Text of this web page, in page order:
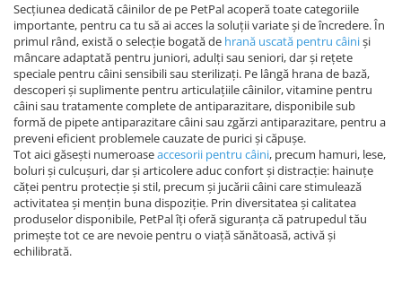
Secțiunea dedicată câinilor de pe PetPal acoperă toate categoriile
importante, pentru ca tu să ai acces la soluții variate și de încredere. În
primul rând, există o selecție bogată de hrană uscată pentru câiniși
mâncare adaptată pentru juniori, adulți sau seniori, dar și rețete
speciale pentru câini sensibili sau sterilizați. Pe lângă hrana de bază,
descoperi și suplimente pentru articulațiile câinilor, vitamine pentru
câini sau tratamente complete de antiparazitare, disponibile sub
formă de pipete antiparazitare câini sau zgărzi antiparazitare, pentru a
preveni eficient problemele cauzate de purici și căpușe.
Tot aici găsești numeroaseaccesorii pentru câini, precum hamuri, lese,
boluri și culcușuri, dar și articolere aduc confort și distracție: hainuțe
căței pentru protecție și stil, precum și jucării câini care stimulează
activitatea și mențin buna dispoziție. Prin diversitatea și calitatea
produselor disponibile, PetPal îți oferă siguranța că patrupedul tău
primește tot ce are nevoie pentru o viață sănătoasă, activă și
echilibrată.